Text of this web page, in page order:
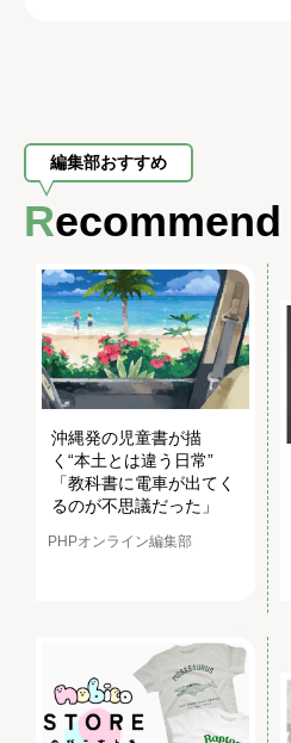
編集部おすすめ
Recommend
沖縄発の児童書が描
く“本土とは違う日常”
「教科書に電車が出てく
るのが不思議だった」
PHPオンライン編集部